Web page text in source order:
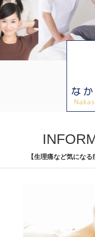
【生理痛など気にな